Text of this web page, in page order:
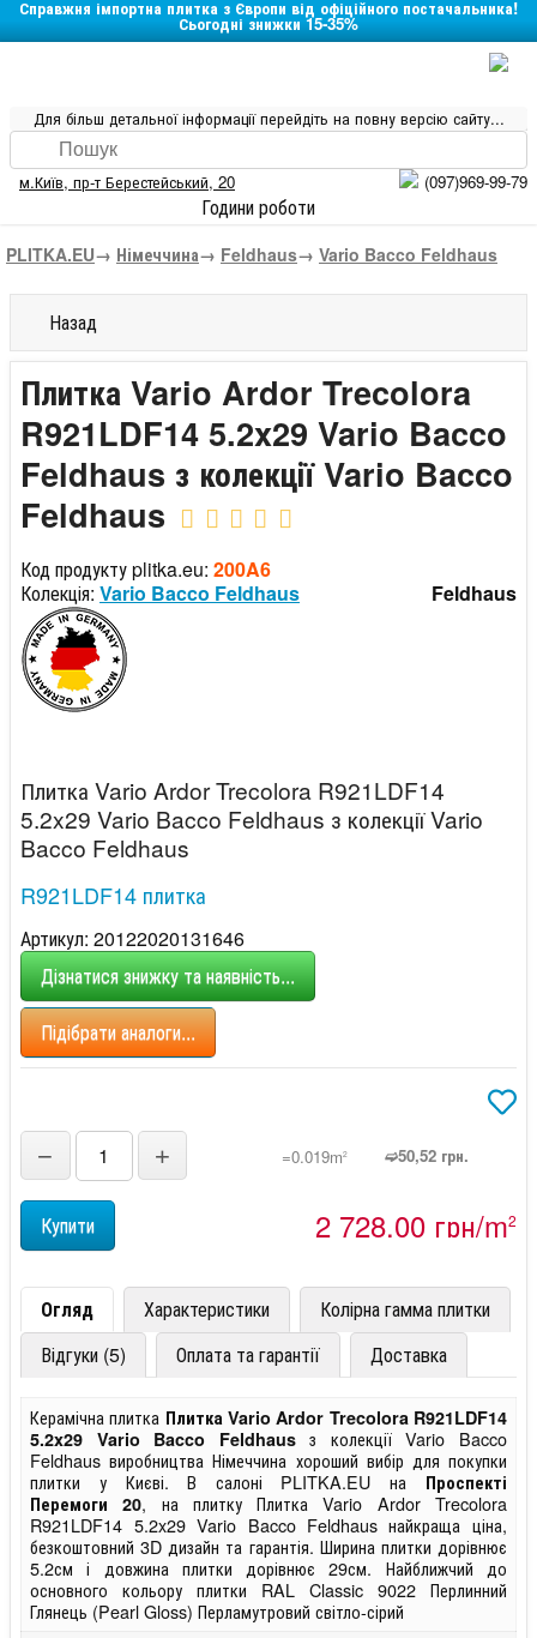
Справжня імпортна плитка з Європи від офіційного постачальника!
Сьогодні знижки 15-35%
Для більш детальної інформації перейдіть на повну версію сайту...
м.Київ, пр-т Берестейський, 20 (097)969-99-79
Години роботи
PLITKA.EU→ Німеччина→ Feldhaus→ Vario Bacco Feldhaus
Назад
Плитка Vario Ardor Trecolora
R921LDF14 5.2x29 Vario Bacco
Feldhaus з колекції Vario Bacco
Feldhaus
Код продукту plitka.eu: 200A6
Колекція: Vario Bacco Feldhaus Feldhaus
Плитка Vario Ardor Trecolora R921LDF14
5.2x29 Vario Bacco Feldhaus з колекції Vario
Bacco Feldhaus
R921LDF14 плитка
Артикул: 20122020131646
Дізнатися знижку та наявність...
Підібрати аналоги...
− + =0.019m2 ➫50,52 грн.
2 728,00 грн/m2
Огляд Характеристики
Колірна гамма плитки
Відгуки (5)
Оплата та гарантії Доставка
Керамічна плитка Плитка Vario Ardor Trecolora R921LDF14
5.2x29 Vario Bacco Feldhausз колекції Vario Bacco
Feldhaus виробництва Німеччина хороший вибір для покупки
плитки у Києві. В салоні PLITKA.EU на Проспекті
Перемоги 20, на плитку Плитка Vario Ardor Trecolora
R921LDF14 5.2x29 Vario Bacco Feldhaus найкраща ціна,
безкоштовний 3D дизайн та гарантія. Ширина плитки дорівнює
5.2см і довжина плитки дорівнює 29см. Найближчий до
основного кольору плитки RAL Classic 9022 Перлинний
Глянець (Pearl Gloss) Перламутровий світло-сірий